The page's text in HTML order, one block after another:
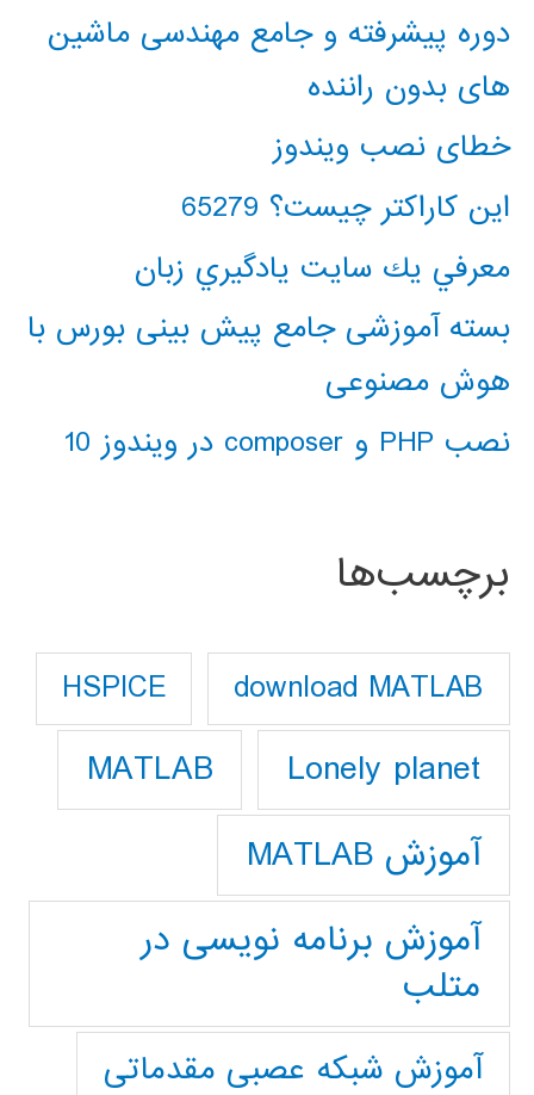
دوره پیشرفته و جامع مهندسی ماشین
های بدون راننده
خطای نصب ویندوز
این کاراکتر چیست؟ 65279
معرفي يك سايت يادگيري زبان
بسته آموزشی جامع پیش بینی بورس با
هوش مصنوعی
نصب PHP و composer در ویندوز 10
برچسب‌ها
download MATLAB
HSPICE
Lonely planet
MATLAB
آموزش MATLAB
آموزش برنامه نویسی در
متلب
آموزش شبکه عصبی مقدماتی